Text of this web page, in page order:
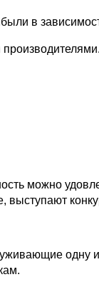
в
можно
выступают
одну